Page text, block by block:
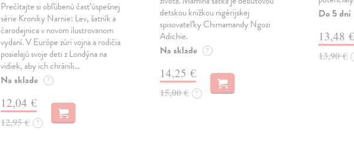
Prečítajte si obľúbenú časť úspešnej
série Kroniky Narnie: Lev, šatník a
čarodejnica v novom ilustrovanom
vydaní. V Európe zúri vojna a rodičia
posielajú svoje deti z Londýna na
vidiek, aby ich chránili…
Na sklade ?
12,04 €
12,95 € ?
detskou knižkou nigérijskej
spisovateľky Chimamandy Ngozi
Adichie.
Na sklade ?
14,25 €
15,00 € ?
Do 5 dní
13,48
13,90 €